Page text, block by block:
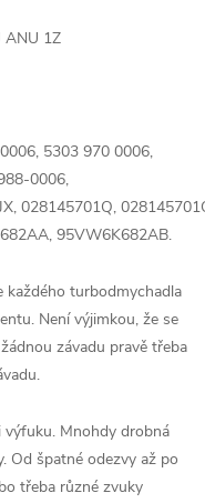
ANU 1Z
5303 970 0006,
0006,
028145701Q,
95VW6K682AB.
každého turbodmychadla
Není výjimkou, že se
závadu pravě třeba
výfuku. Mnohdy drobná
Od špatné odezvy až po
třeba různé zvuky